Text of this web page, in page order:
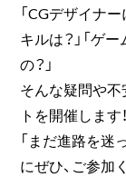
「CGデザイナ
キルは？」「ゲ
の？」
そんな疑問や
トを開催します！
「まだ進路を迷
にぜひ、ご参加